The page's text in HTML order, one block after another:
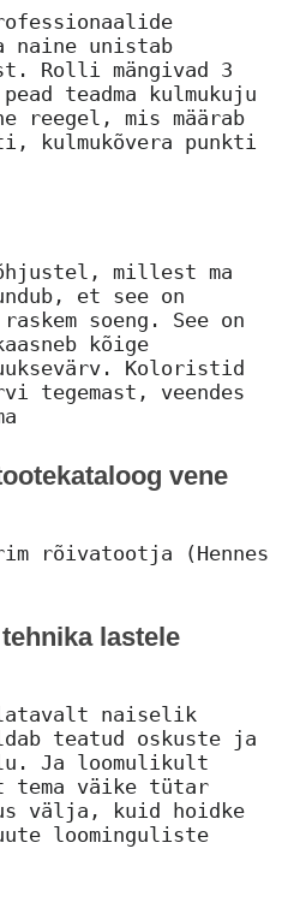
unistab
Rolli mängivad 3
teadma kulmukuju
reegel, mis määrab
kulmukõvera punkti
millest ma
et see on
soeng. See on
kõige
Koloristid
tegemast, veendes
vene
rõivatootja (Hennes
lastele
naiselik
teatud oskuste ja
Ja loomulikult
tema väike tütar
välja, kuid hoidke
loominguliste